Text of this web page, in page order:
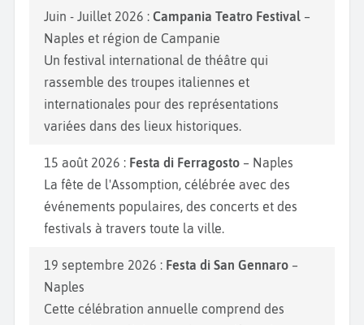
Juin - Juillet 2026 : Campania Teatro Festival –
Naples et région de Campanie
Un festival international de théâtre qui
rassemble des troupes italiennes et
internationales pour des représentations
variées dans des lieux historiques.
15 août 2026 : Festa di Ferragosto – Naples
La fête de l'Assomption, célébrée avec des
événements populaires, des concerts et des
festivals à travers toute la ville.
19 septembre 2026 : Festa di San Gennaro –
Naples
Cette célébration annuelle comprend des